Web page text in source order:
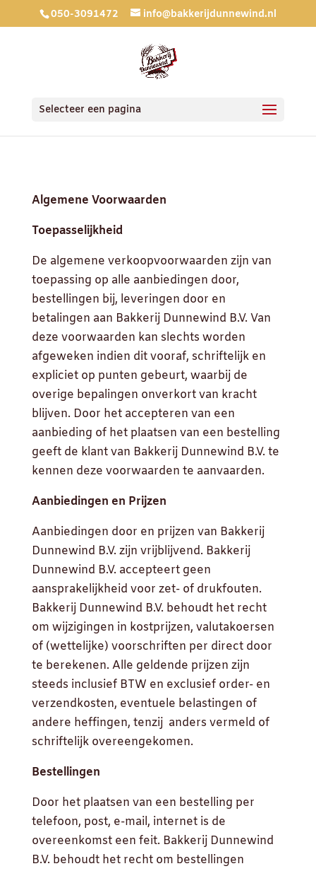
050-3091472 info@bakkerijdunnewind.nl
Selecteer een pagina
Algemene Voorwaarden
Toepasselijkheid
De algemene verkoopvoorwaarden zijn van
toepassing op alle aanbiedingen door,
bestellingen bij, leveringen door en
betalingen aan Bakkerij Dunnewind B.V. Van
deze voorwaarden kan slechts worden
afgeweken indien dit vooraf, schriftelijk en
expliciet op punten gebeurt, waarbij de
overige bepalingen onverkort van kracht
blijven. Door het accepteren van een
aanbieding of het plaatsen van een bestelling
geeft de klant van Bakkerij Dunnewind B.V. te
kennen deze voorwaarden te aanvaarden.
Aanbiedingen en Prijzen
Aanbiedingen door en prijzen van Bakkerij
Dunnewind B.V. zijn vrijblijvend. Bakkerij
Dunnewind B.V. accepteert geen
aansprakelijkheid voor zet- of drukfouten.
Bakkerij Dunnewind B.V. behoudt het recht
om wijzigingen in kostprijzen, valutakoersen
of (wettelijke) voorschriften per direct door
te berekenen. Alle geldende prijzen zijn
steeds inclusief BTW en exclusief order- en
verzendkosten, eventuele belastingen of
andere heffingen, tenzij anders vermeld of
schriftelijk overeengekomen.
Bestellingen
Door het plaatsen van een bestelling per
telefoon, post, e-mail, internet is de
overeenkomst een feit. Bakkerij Dunnewind
B.V. behoudt het recht om bestellingen